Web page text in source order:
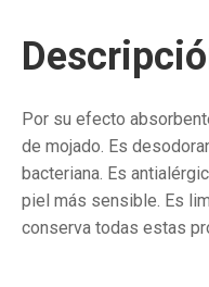
Por su efecto
de mojado. Es
bacteriana. Es
piel más sensible. Es
conserva todas estas